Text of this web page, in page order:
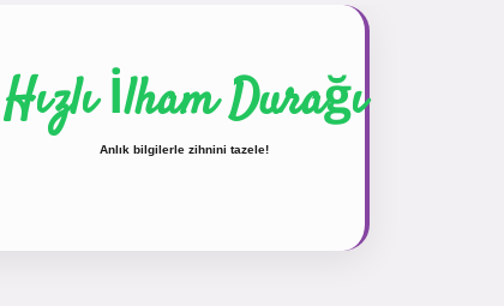
Hızlı İlham Durağı
Anlık bilgilerle zihnini tazele!